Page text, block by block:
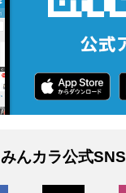
みんカラ公式SNS